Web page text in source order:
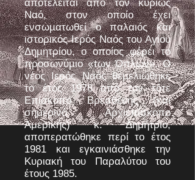
αποτελείται από τον κυρίως
Ναό, στον οποίο έχει
ενσωµατωθεί ο παλαιός και
ιστορικός Ιερός Ναός του Αγίου
Δηµητρίου, ο οποίος φέρει το
προσωνύµιο «των Όπλων». Ο
νέος Ιερός Ναός θεµελιώθηκε
το έτος 1976 από τον τότε
Επίσκοπο Βρεσθένης (και
σημερινό Αρχιεπίσκοπο
Αμερικής) κ. Δημήτριο,
αποπερατώθηκε περί το έτος
1981 και εγκαινιάσθηκε την
Κυριακή του Παραλύτου του
έτους 1985.